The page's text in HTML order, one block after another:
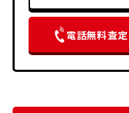
電話無料査定